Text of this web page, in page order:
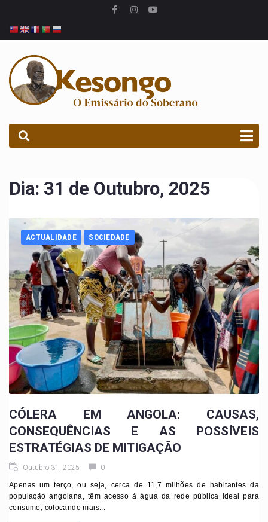
Dia: 31 de Outubro, 2025
ACTUALIDADE SOCIEDADE
CÓLERA EM ANGOLA: CAUSAS,
CONSEQUÊNCIAS E AS POSSÍVEIS
ESTRATÉGIAS DE MITIGAÇÃO
Outubro 31, 2025 0
Apenas um terço, ou seja, cerca de 11,7 milhões de habitantes da
população angolana, têm acesso à água da rede pública ideal para
consumo, colocando mais...
PROCURAR